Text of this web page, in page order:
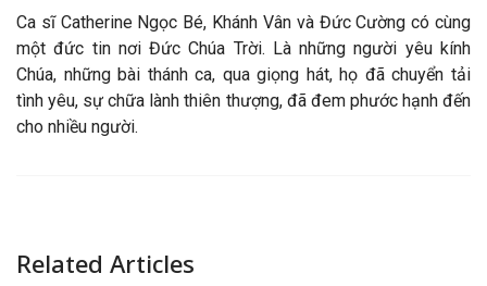
Ca sĩ Catherine Ngọc Bé, Khánh Vân và Đức Cường có cùng
một đức tin nơi Đức Chúa Trời. Là những người yêu kính
Chúa, những bài thánh ca, qua giọng hát, họ đã chuyển tải
tình yêu, sự chữa lành thiên thượng, đã đem phước hạnh đến
cho nhiều người.
Related Articles